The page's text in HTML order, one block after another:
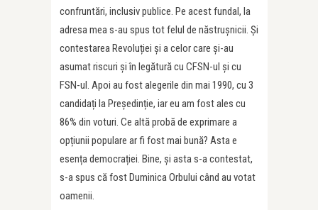
confruntări, inclusiv publice. Pe acest fundal, la
adresa mea s-au spus tot felul de năstrușnicii. Și
contestarea Revoluției și a celor care și-au
asumat riscuri și în legătură cu CFSN-ul și cu
FSN-ul. Apoi au fost alegerile din mai 1990, cu 3
candidați la Președinție, iar eu am fost ales cu
86% din voturi. Ce altă probă de exprimare a
opțiunii populare ar fi fost mai bună? Asta e
esența democrației. Bine, și asta s-a contestat,
s-a spus că fost Duminica Orbului când au votat
oamenii.